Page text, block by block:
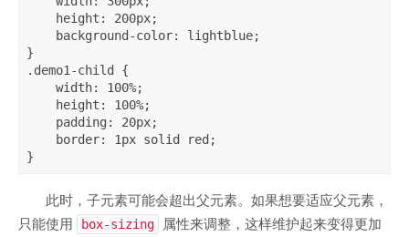
}
.demo1-child {
此时，子元素可能会超出父元素。如果想要适应父元素，
只能使用
box-sizing
属性来调整，这样维护起来变得更加